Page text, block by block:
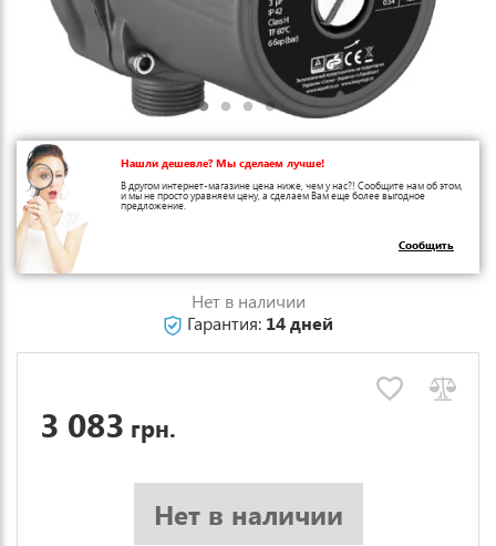
Нашли дешевле? Мы сделаем лучше!
В другом интернет-магазине цена ниже, чем у нас?! Сообщите нам об этом,
и мы не просто уравняем цену, а сделаем Вам еще более выгодное
предложение.
Сообщить
Нет в наличии
Гарантия: 14 дней
3 083 грн.
Нет в наличии